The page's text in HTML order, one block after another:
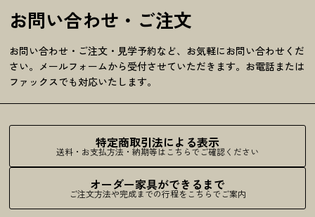
お問い合わせ・ご注文
お問い合わせ・ご注文・見学予約など、お気軽にお問い合わせくだ
さい。メールフォームから受付させていただきます。お電話または
ファックスでも対応いたします。
特定商取引法による表示
送料・お支払方法・納期等はこちらでご確認ください
オーダー家具ができるまで
ご注文方法や完成までの行程をこちらでご案内